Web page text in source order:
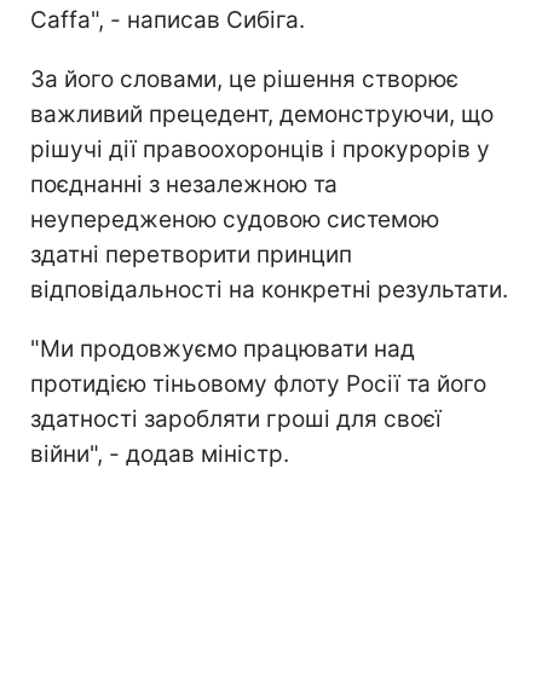
Caffa", - написав Сибіга.
За його словами, це рішення створює
важливий прецедент, демонструючи, що
рішучі дії правоохоронців і прокурорів у
поєднанні з незалежною та
неупередженою судовою системою
здатні перетворити принцип
відповідальності на конкретні результати.
"Ми продовжуємо працювати над
протидією тіньовому флоту Росії та його
здатності заробляти гроші для своєї
війни", - додав міністр.